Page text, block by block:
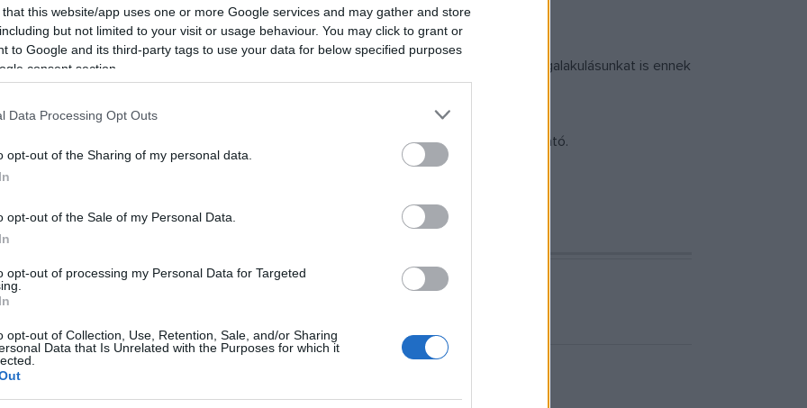
that this website/app uses one or more Google services and may gather and store
but not limited to your visit or usage behaviour. You may click to grant or
to Google and its third-party tags to use your data for below specified purposes
consent section.
Data Processing Opt Outs
opt-out of the Sharing of my personal data.
opt-out of the Sale of my Personal Data.
opt-out of processing my Personal Data for Targeted
opt-out of Collection, Use, Retention, Sale, and/or Sharing
Data that Is Unrelated with the Purposes for which it
tölt be aFrankenstein-terv
. Ez volt az első előadásunk, sőt tulajdonképpen megalakulásunkat is ennek
az előadás rendezője, a Proton Színház művészeti vezetője.
Kinga, Friedenthal Zoltán, Terhes Sándor, Stork Natasa, Orth Péter, Kiss Ágota látható.